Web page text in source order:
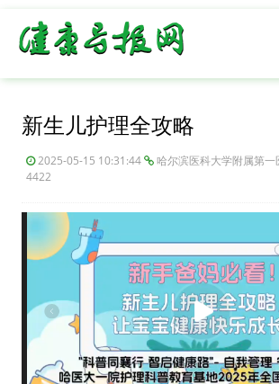
新生儿护理全攻略
2025-05-15 10:31:44 哈尔滨医科大学附属第一
4422